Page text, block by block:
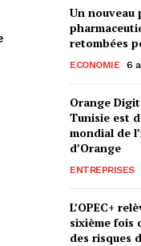
Un nouveau
retombées
ECONOMIE 6
Orange
Tunisie est
mondial de
d’Orange
ENTREPRISES
L’OPEC+
sixième fois
des risques